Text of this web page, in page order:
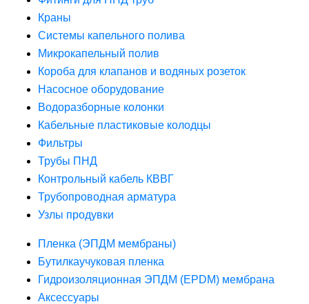
Краны
Системы капельного полива
Микрокапельный полив
Короба для клапанов и водяных розеток
Насосное оборудование
Водоразборные колонки
Кабельные пластиковые колодцы
Фильтры
Трубы ПНД
Контрольный кабель КВВГ
Трубопроводная арматура
Узлы продувки
Пленка (ЭПДМ мембраны)
Бутилкаучуковая пленка
Гидроизоляционная ЭПДМ (EPDM) мембрана
Аксессуары